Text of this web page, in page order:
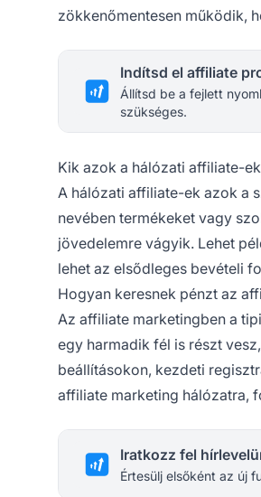
zökkenőmentesen működik,
Indítsd el affiliate
Állítsd be a fejlett
szükséges.
Kik azok a hálózati affiliate-
A hálózati affiliate-ek azok a
nevében termékeket vagy
jövedelemre vágyik. Lehet
lehet az elsődleges bevételi
Hogyan keresnek pénzt az
Az affiliate marketingben a
egy harmadik fél is részt
beállításokon, kezdeti
affiliate marketing hálózatra,
Iratkozz fel
Értesülj elsőként az új